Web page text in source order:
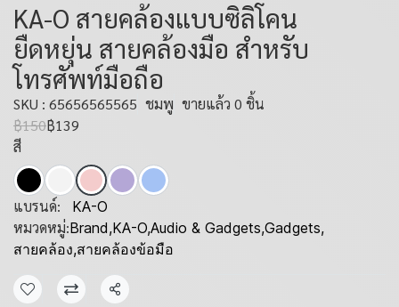
KA-O สายคล้องแบบซิลิโคน
ยืดหยุ่น สายคล้องมือ สำหรับ
โทรศัพท์มือถือ
SKU : 65656565565 ชมพู ขายแล้ว 0 ชิ้น
฿150฿139
สี
แบรนด์: KA-O
หมวดหมู่:Brand,KA-O,Audio & Gadgets,Gadgets,
สายคล้อง,สายคล้องข้อมือ
แชร์